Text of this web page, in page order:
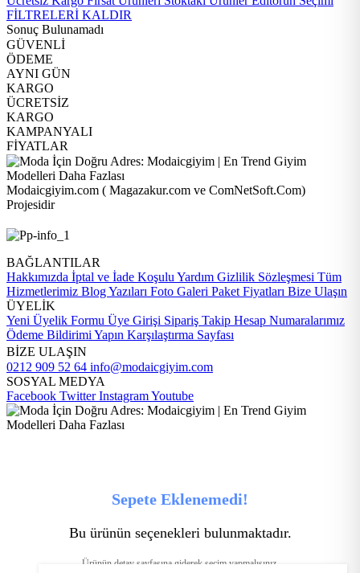
FİLTRELERİ KALDIR
Sonuç Bulunamadı
GÜVENLİ
ÖDEME
AYNI GÜN
KARGO
ÜCRETSİZ
KARGO
KAMPANYALI
FİYATLAR
Modaicgiyim.com ( Magazakur.com ve ComNetSoft.Com)
Projesidir
BAĞLANTILAR
Hakkımızda İptal ve İade Koşulu Yardım Gizlilik Sözleşmesi Tüm
Hizmetlerimiz Blog Yazıları Foto Galeri Paket Fiyatları Bize Ulaşın
ÜYELİK
Yeni Üyelik Formu Üye Girişi Sipariş Takip Hesap Numaralarımız
Ödeme Bildirimi Yapın Karşılaştırma Sayfası
BİZE ULAŞIN
0212 909 52 64 info@modaicgiyim.com
SOSYAL MEDYA
Facebook TwitterInstagramYoutube
Sepete Eklenemedi!
Bu ürünün seçenekleri bulunmaktadır.
Ürünün detay sayfasına giderek seçim yapmalısınız.